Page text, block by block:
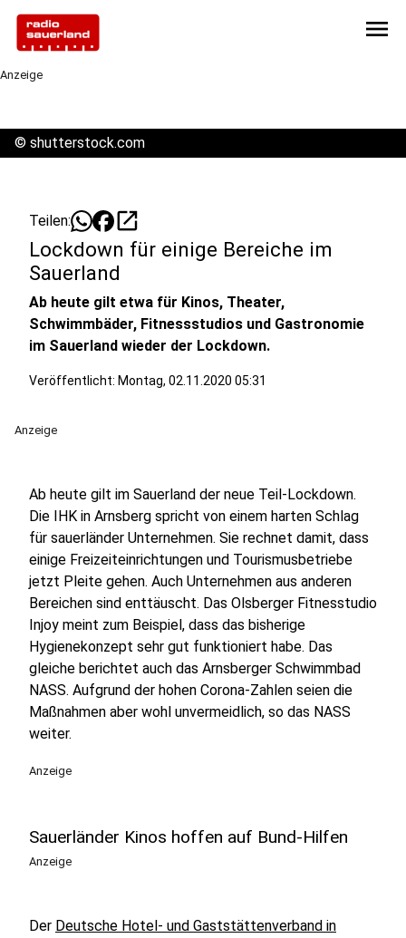
menu
Anzeige
© shutterstock.com
Teilen: open_in_new
Lockdown für einige Bereiche im
Sauerland
Ab heute gilt etwa für Kinos, Theater,
Schwimmbäder, Fitnessstudios und Gastronomie
im Sauerland wieder der Lockdown.
Veröffentlicht: Montag, 02.11.2020 05:31
Anzeige
Ab heute gilt im Sauerland der neue Teil-Lockdown.
Die IHK in Arnsberg spricht von einem harten Schlag
für sauerländer Unternehmen. Sie rechnet damit, dass
einige Freizeiteinrichtungen und Tourismusbetriebe
jetzt Pleite gehen. Auch Unternehmen aus anderen
Bereichen sind enttäuscht. Das Olsberger Fitnesstudio
Injoy meint zum Beispiel, dass das bisherige
Hygienekonzept sehr gut funktioniert habe. Das
gleiche berichtet auch das Arnsberger Schwimmbad
NASS. Aufgrund der hohen Corona-Zahlen seien die
Maßnahmen aber wohl unvermeidlich, so das NASS
weiter.
Anzeige
Sauerländer Kinos hoffen auf Bund-Hilfen
Anzeige
Der Deutsche Hotel- und Gaststättenverband in